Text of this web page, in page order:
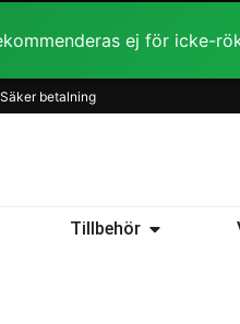
ej för icke-
Säker betalning
Vitt snus
Tillbehör Öppna